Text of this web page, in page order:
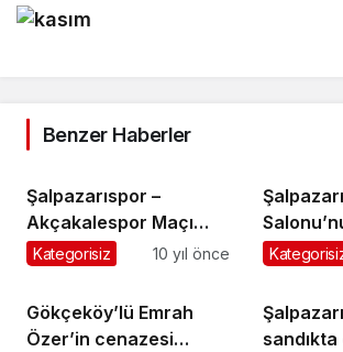
Benzer Haberler
Şalpazarıspor –
Akçakalespor Maçı
Beşikdüzü’nde Saat
Kategorisiz 10 yıl önce
geri
Gökçeköy’lü Emrah
Özer’in cenazesi
sandıkta